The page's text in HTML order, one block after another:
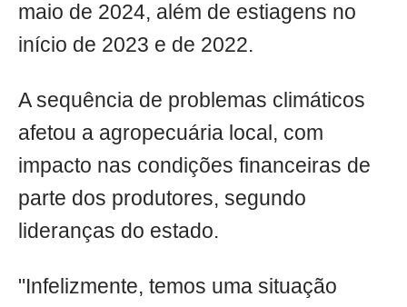
maio de 2024, além de estiagens no
início de 2023 e de 2022.
A sequência de problemas climáticos
afetou a agropecuária local, com
impacto nas condições financeiras de
parte dos produtores, segundo
lideranças do estado.
"Infelizmente, temos uma situação